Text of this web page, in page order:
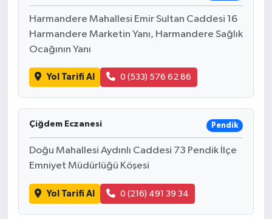
Harmandere Mahallesi Emir Sultan Caddesi 16
Harmandere Marketin Yanı, Harmandere Sağlık
Ocağının Yanı
Yol Tarifi Al 0 (533) 576 62 86
Çiğdem Eczanesi Pendik
Doğu Mahallesi Aydınlı Caddesi 73 Pendik İlçe
Emniyet Müdürlüğü Köşesi
Yol Tarifi Al 0 (216) 491 39 34